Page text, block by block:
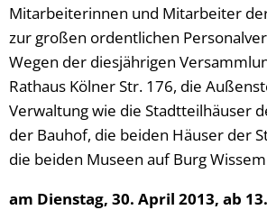
Mitarbeiterinnen und Mitarbeiter
zur großen ordentlichen
Wegen der diesjährigen
Rathaus Kölner Str. 176, die
Verwaltung wie die Stadtteilhäuser
der Bauhof, die beiden Häuser der
die beiden Museen auf Burg Wissem
am Dienstag, 30. April 2013, ab